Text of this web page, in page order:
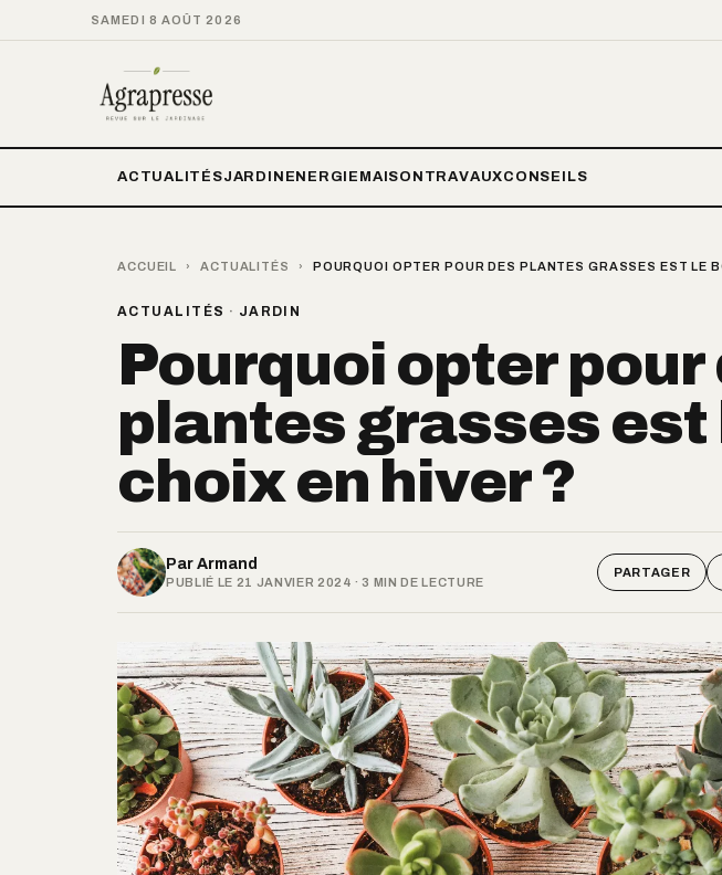
SAMEDI 8 AOÛT 2026
ACTUALITÉSJARDIN ENERGIE MAISON TRAVAUXCONSEILS
ACCUEIL › ACTUALITÉS › POURQUOI OPTER POUR DES PLANTES GRASSES EST LE
ACTUALITÉS · JARDIN
Pourquoi opter pour
plantes grasses est
choix en hiver ?
Par Armand
PUBLIÉ LE 21 JANVIER 2024 · 3 MIN DE LECTURE
PARTAGER